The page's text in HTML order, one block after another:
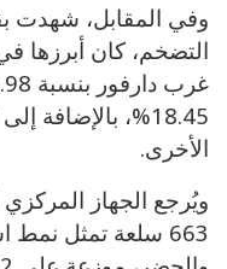
وفي المقابل، شهدت
18.45%،
الأخرى.
ويُرجع الجهاز
663 سلعة تمثل